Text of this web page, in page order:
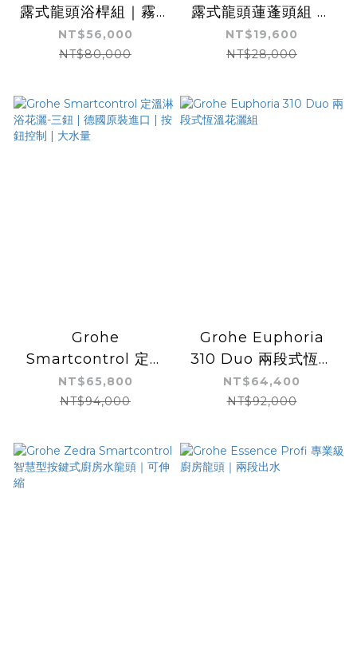
露式龍頭浴桿組｜霧黑
色｜有下出水
NT$56,000
NT$80,000
露式龍頭蓮蓬頭組 鉻
色｜有下出水
NT$19,600
NT$28,000
Grohe
Smartcontrol 定溫
淋浴花灑-三鈕 | 德國
原裝進口 | 按鈕控制 |
NT$65,800
NT$94,000
Grohe Euphoria
310 Duo 兩段式恆溫
花灑組
NT$64,400
NT$92,000